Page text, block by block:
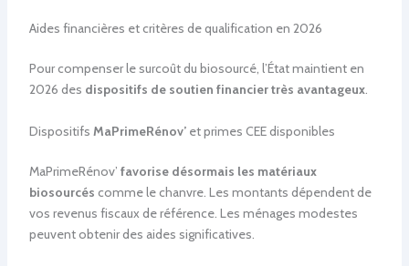
Aides financières et critères de qualification en 2026
Pour compenser le surcoût du biosourcé, l’État maintient en
2026 des dispositifs de soutien financier très avantageux.
Dispositifs MaPrimeRénov’et primes CEE disponibles
MaPrimeRénov’ favorise désormais les matériaux
biosourcés comme le chanvre. Les montants dépendent de
vos revenus fiscaux de référence. Les ménages modestes
peuvent obtenir des aides significatives.